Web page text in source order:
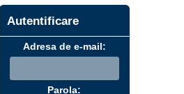
Autentificare
Adresa de e-mail:
Parola: